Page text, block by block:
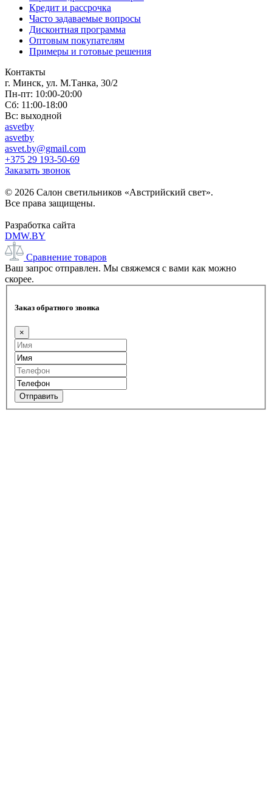
Кредит и рассрочка
Часто задаваемые вопросы
Дисконтная программа
Оптовым покупателям
Примеры и готовые решения
Контакты
г. Минск, ул. М.Танка, 30/2
Пн-пт: 10:00-20:00
Сб: 11:00-18:00
Вс: выходной
asvetby
asvetby
asvet.by@gmail.com
+375 29 193-50-69
Заказать звонок
© 2026 Салон светильников «Австрийский свет».
Все права защищены.
Разработка сайта
DMW.BY
Сравнение товаров
Ваш запрос отправлен. Мы свяжемся с вами как можно
скорее.
Заказ обратного звонка
×
Отправить